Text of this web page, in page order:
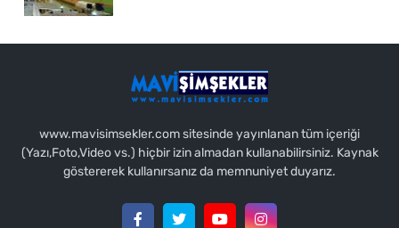
www.mavisimsekler.com sitesinde yayınlanan tüm içeriği
(Yazı,Foto,Video vs.) hiçbir izin almadan kullanabilirsiniz. Kaynak
göstererek kullanırsanız da memnuniyet duyarız.